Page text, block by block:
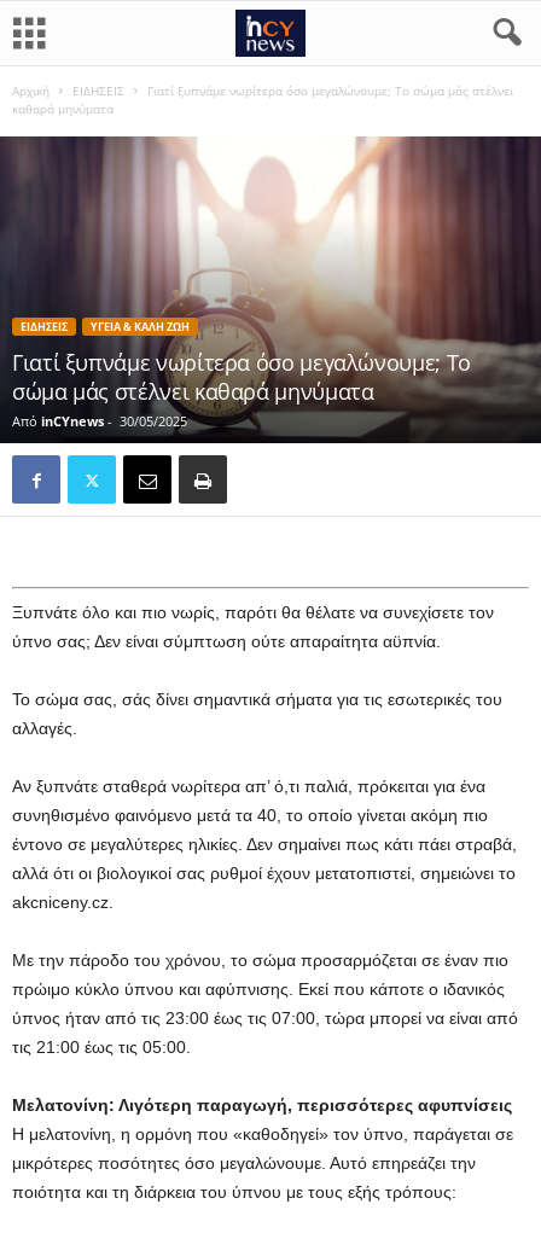
Αρχική ΕΙΔΗΣΕΙΣ
Γιατί ξυπνάμε νωρίτερα όσο μεγαλώνουμε; Το σώμα μάς στέλνει
καθαρά μηνύματα
ΕΙΔΗΣΕΙΣ ΥΓΕΙΑ & ΚΑΛΗ ΖΩΗ
Γιατί ξυπνάμε νωρίτερα όσο μεγαλώνουμε; Το
σώμα μάς στέλνει καθαρά μηνύματα
Από inCYnews - 30/05/2025
Ξυπνάτε όλο και πιο νωρίς, παρότι θα θέλατε να συνεχίσετε τον
ύπνο σας; Δεν είναι σύμπτωση ούτε απαραίτητα αϋπνία.
Το σώμα σας, σάς δίνει σημαντικά σήματα για τις εσωτερικές του
αλλαγές.
Αν ξυπνάτε σταθερά νωρίτερα απ’ ό,τι παλιά, πρόκειται για ένα
συνηθισμένο φαινόμενο μετά τα 40, το οποίο γίνεται ακόμη πιο
έντονο σε μεγαλύτερες ηλικίες. Δεν σημαίνει πως κάτι πάει στραβά,
αλλά ότι οι βιολογικοί σας ρυθμοί έχουν μετατοπιστεί, σημειώνει το
akcniceny.cz.
Με την πάροδο του χρόνου, το σώμα προσαρμόζεται σε έναν πιο
πρώιμο κύκλο ύπνου και αφύπνισης. Εκεί που κάποτε ο ιδανικός
ύπνος ήταν από τις 23:00 έως τις 07:00, τώρα μπορεί να είναι από
τις 21:00 έως τις 05:00.
Μελατονίνη: Λιγότερη παραγωγή, περισσότερες αφυπνίσεις
Η μελατονίνη, η ορμόνη που «καθοδηγεί» τον ύπνο, παράγεται σε
μικρότερες ποσότητες όσο μεγαλώνουμε. Αυτό επηρεάζει την
ποιότητα και τη διάρκεια του ύπνου με τους εξής τρόπους: